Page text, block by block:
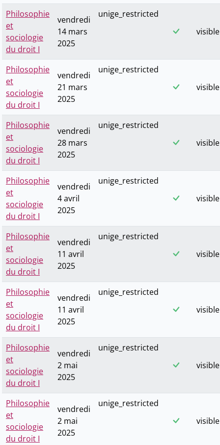
Philosophie
et
sociologie
du droit I
vendredi
14 mars
2025
unige_restricted
visible
Philosophie
et
sociologie
du droit I
vendredi
21 mars
2025
unige_restricted
visible
Philosophie
et
sociologie
du droit I
vendredi
28 mars
2025
unige_restricted
visible
Philosophie
et
sociologie
du droit I
vendredi
4 avril
2025
unige_restricted
visible
Philosophie
et
sociologie
du droit I
vendredi
11 avril
2025
unige_restricted
visible
Philosophie
et
sociologie
du droit I
vendredi
11 avril
2025
unige_restricted
visible
Philosophie
et
sociologie
du droit I
vendredi
2 mai
2025
unige_restricted
visible
Philosophie
et
sociologie
du droit I
vendredi
2 mai
2025
unige_restricted
visible